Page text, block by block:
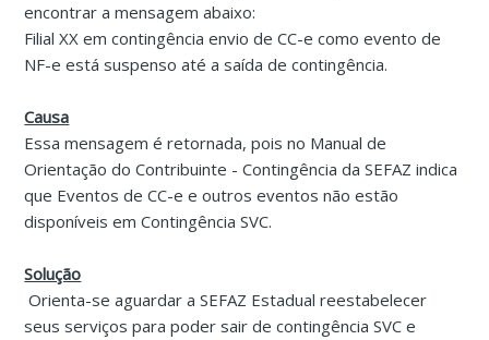
encontrar a mensagem abaixo:
Filial XX em contingência envio de CC-e como evento de
NF-e está suspenso até a saída de contingência.
Causa
Essa mensagem é retornada, pois no Manual de
Orientação do Contribuinte - Contingência da SEFAZ indica
que Eventos de CC-e e outros eventos não estão
disponíveis em Contingência SVC.
Solução
Orienta-se aguardar a SEFAZ Estadual reestabelecer
seus serviços para poder sair de contingência SVC e